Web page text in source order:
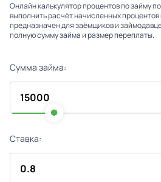
Онлайн калькулятор процентов по займу
выполнить расчёт начисленных
предназначен для заёмщиков и
полную сумму займа и размер переплаты.
Сумма займа:
Ставка: